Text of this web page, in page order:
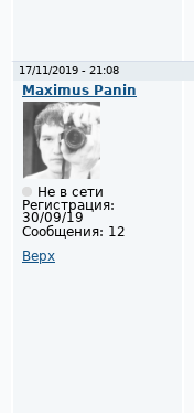
17/11/2019 - 21:08
Maximus Panin
Не в сети
Регистрация:
30/09/19
Сообщения: 12
Верх